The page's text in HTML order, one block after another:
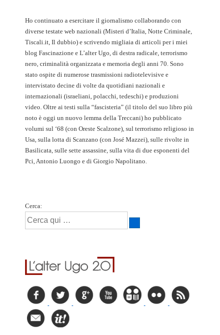
Ho continuato a esercitare il giornalismo collaborando con
diverse testate web nazionali (Misteri d’Italia, Notte Criminale,
Tiscali.it, Il dubbio) e scrivendo migliaia di articoli per i miei
blog Fascinazione e L’alter Ugo, di destra radicale, terrorismo
nero, criminalità organizzata e memoria degli anni 70. Sono
stato ospite di numerose trasmissioni radiotelevisive e
intervistato decine di volte da quotidiani nazionali e
internazionali (israeliani, polacchi, tedeschi) e produzioni
video. Oltre ai testi sulla “fascisteria” (il titolo del suo libro più
noto è oggi un nuovo lemma della Treccani) ho pubblicato
volumi sul ‘68 (con Oreste Scalzone), sul terrorismo religioso in
Usa, sulla lotta di Scanzano (con José Mazzei), sulle rivolte in
Basilicata, sulle sette assassine, sulla vita di due esponenti del
Pci, Antonio Luongo e di Giorgio Napolitano.
Cerca: